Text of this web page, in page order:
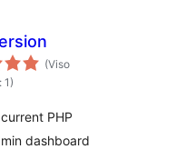
(Viso
1)
PHP
dashboard